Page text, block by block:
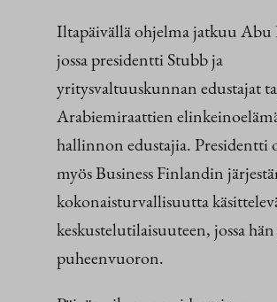
Iltapäivällä ohjelma jatkuu Abu
jossa presidentti Stubb ja
yritysvaltuuskunnan edustajat
Arabiemiraattien
hallinnon edustajia. Presidentti
myös Business Finlandin
kokonaisturvallisuutta
keskustelutilaisuuteen, jossa
puheenvuoron.